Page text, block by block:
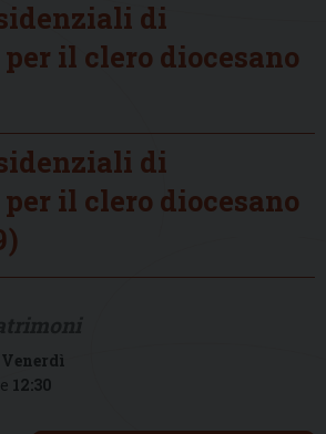
di
il clero diocesano
di
il clero diocesano
Venerdì
12:30